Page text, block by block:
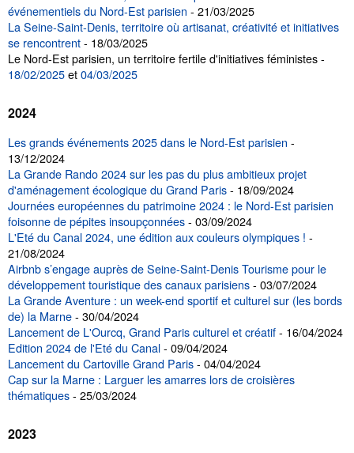
événementiels du Nord-Est parisien - 21/03/2025
La Seine-Saint-Denis, territoire où artisanat, créativité et initiatives
se rencontrent- 18/03/2025
Le Nord-Est parisien, un territoire fertile d'initiatives féministes -
18/02/2025et04/03/2025
2024
Les grands événements 2025 dans le Nord-Est parisien -
13/12/2024
La Grande Rando 2024 sur les pas du plus ambitieux projet
d'aménagement écologique du Grand Paris- 18/09/2024
Journées européennes du patrimoine 2024 : le Nord-Est parisien
foisonne de pépites insoupçonnées- 03/09/2024
L'Eté du Canal 2024, une édition aux couleurs olympiques ! -
21/08/2024
Airbnb s’engage auprès de Seine-Saint-Denis Tourisme pour le
développement touristique des canaux parisiens- 03/07/2024
La Grande Aventure : un week-end sportif et culturel sur (les bords
de) la Marne- 30/04/2024
Lancement de L'Ourcq, Grand Paris culturel et créatif- 16/04/2024
Edition 2024 de l'Eté du Canal- 09/04/2024
Lancement du Cartoville Grand Paris- 04/04/2024
Cap sur la Marne : Larguer les amarres lors de croisières
thématiques- 25/03/2024
2023